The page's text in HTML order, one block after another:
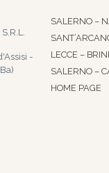
-
SALERNO –
LECCE –
SALERNO –
HOME PAGE